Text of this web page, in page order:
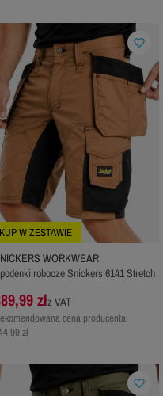
KUP W ZESTAWIE
WORKWEAR
robocze Snickers 6141 Stretch
złz VAT
cena producenta:
zł
favorite_border
favorite_border